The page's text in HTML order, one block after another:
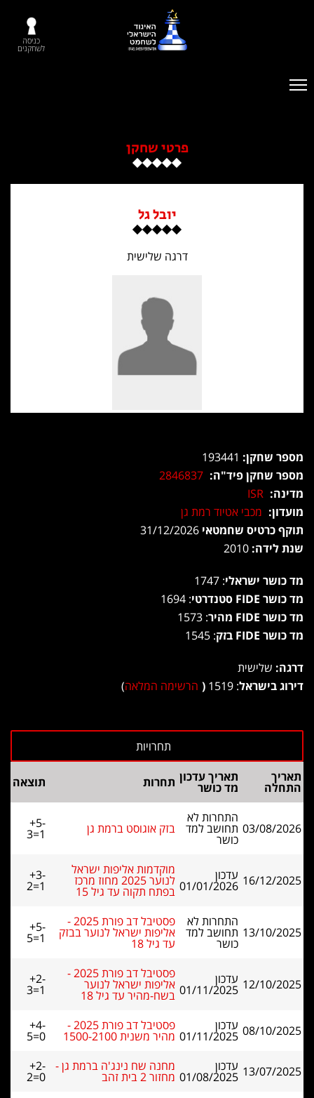
כניסה
לשחקנים
פרטי שחקן
יובל גל
דרגה שלישית
מספר שחקן:
מספר שחקן פיד"ה: 2846837
מדינה: ISR
מועדון: מכבי אטיוד רמת גן
תוקף כרטיס שחמטאי
שנת לידה:
מד כושר ישראלי: 1747
מד כושר FIDE סטנדרטי
: 1694
מד כושר FIDE מהיר
: 1573
מד כושר FIDE בזק
: 1545
דרגה: שלישית
דירוג בישראל: 1519
( הרשימה המלאה)
תאריך
התחלה
תאריך עדכון
מד כושר תחרות תוצאה
03/08/2026
התחרות לא
תחושב למד
כושר
בזק אוגוסט ברמת גן +5-
3=1
16/12/2025 עדכון
01/01/2026
מוקדמות אליפות ישראל
לנוער 2025 מחוז מרכז
בפתח תקוה עד גיל 15
+3-
2=1
13/10/2025
התחרות לא
תחושב למד
כושר
פסטיבל דב פורת 2025 -
אליפות ישראל לנוער בבזק
עד גיל 18
+5-
5=1
12/10/2025 עדכון
01/11/2025
פסטיבל דב פורת 2025 -
אליפות ישראל לנוער
בשח-מהיר עד גיל 18
+2-
3=1
08/10/2025 עדכון
01/11/2025
פסטיבל דב פורת 2025 -
מהיר משנית 1500-2100
+4-
5=0
13/07/2025 עדכון
01/08/2025
מחנה שח נינג'ה ברמת גן -
מחזור 2 בית זהב
+2-
2=0